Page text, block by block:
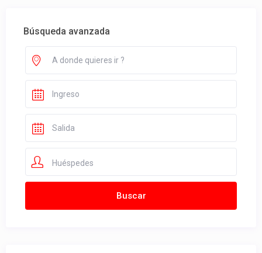
Búsqueda avanzada
Huéspedes